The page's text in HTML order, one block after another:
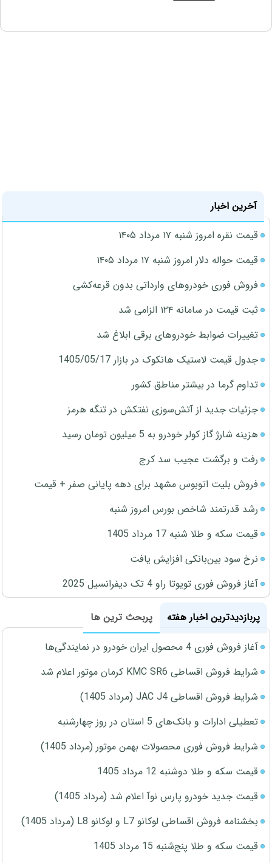
آخرین اخبار
قیمت نقره امروز شنبه ۱۷ مرداد ۱۴۰۵
قیمت حواله دلار امروز شنبه ۱۷ مرداد ۱۴۰۵
فروش فوری خودروهای وارداتی بدون قرعه‌کشی
ثبت قیمت در سامانه ۱۲۴ الزامی شد
تغییرات ضوابط خودروهای برقی ابلاغ شد
جدول قیمت لاستیک هانکوک در بازار 1405/05/17
تداوم گرما در بیشتر مناطق کشور
جزئیات جدید از آتش‌سوزی نفتکش در تنگه هرمز
هزینه شارژ گاز کولر خودرو به 5 میلیون تومان رسید
رفت و برگشت عجیب سد کرج
فروش بلیت اتوبوس مشهد برای دهه پایانی صفر + قیمت
رشد قدرتمند شاخص بورس امروز شنبه
قیمت سکه و طلا شنبه 17 مرداد 1405
نرخ سود بین‌بانکی افزایش یافت
آغاز فروش فوری تویوتا راو 4 تک دیفرانسیل 2025
پربازدیدترین اخبار هفته
پربحث ترین ها
آغاز فروش فوری 4 محصول ایران خودرو در نمایندگی‌ها
شرایط فروش اقساطی KMC SR6 کرمان موتور اعلام شد
شرایط فروش اقساطی JAC J4 (مرداد 1405)
تعطیلی ادارات و بانک‌های 5 استان در روز چهارشنبه
شرایط فروش فوری محصولات بهمن موتور (مرداد 1405)
قیمت سکه و طلا دوشنبه 12 مرداد 1405
قیمت جدید خودرو پارس نوآ اعلام شد (مرداد 1405)
بخشنامه فروش اقساطی لوکانو L7 و لوکانو L8 (مرداد 1405)
قیمت سکه و طلا پنج‌شنبه 15 مرداد 1405